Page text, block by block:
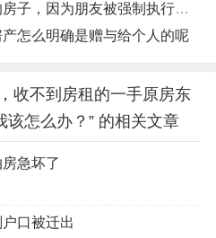
友被强制执行，现在怎么保住我的房子？
怎么明确是赠与给个人的呢
收不到房租的一手原房东
该怎么办？” 的相关文章
急坏了
口被迁出